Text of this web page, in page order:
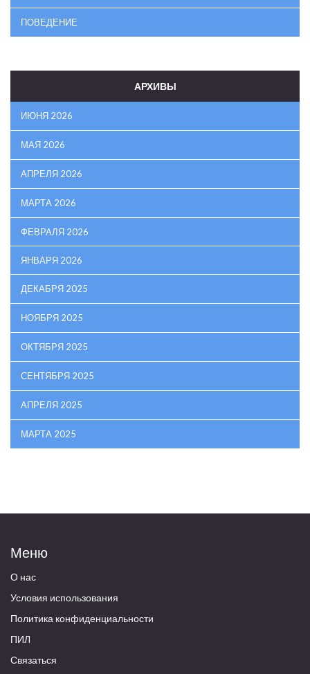
ПОВЕДЕНИЕ
АРХИВЫ
ИЮНЯ 2026
МАЯ 2026
АПРЕЛЯ 2026
МАРТА 2026
ФЕВРАЛЯ 2026
ЯНВАРЯ 2026
ДЕКАБРЯ 2025
НОЯБРЯ 2025
ОКТЯБРЯ 2025
СЕНТЯБРЯ 2025
АПРЕЛЯ 2025
МАРТА 2025
Меню
О нас
Условия использования
Политика конфиденциальности
ПИЛ
Связаться